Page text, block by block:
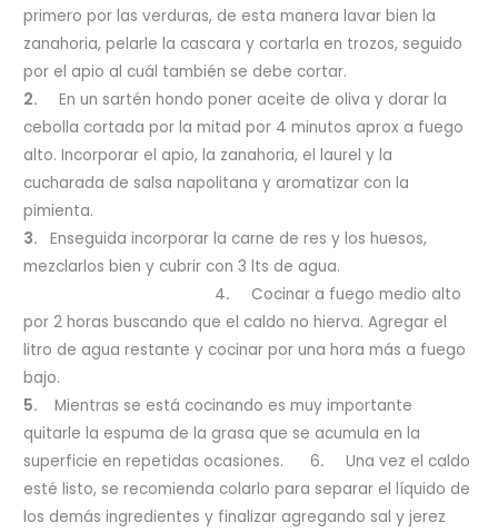
primero por las verduras, de esta manera lavar bien la
zanahoria, pelarle la cascara y cortarla en trozos, seguido
por el apio al cuál también se debe cortar.
2.
En un sartén hondo poner aceite de oliva y dorar la
cebolla cortada por la mitad por 4 minutos aprox a fuego
alto. Incorporar el apio, la zanahoria, el laurel y la
cucharada de salsa napolitana y aromatizar con la
pimienta.
3.
Enseguida incorporar la carne de res y los huesos,
mezclarlos bien y cubrir con 3 lts de agua.
4.
Cocinar a fuego medio alto
por 2 horas buscando que el caldo no hierva. Agregar el
litro de agua restante y cocinar por una hora más a fuego
bajo.
5.
Mientras se está cocinando es muy importante
quitarle la espuma de la grasa que se acumula en la
superficie en repetidas ocasiones. 6.
Una vez el caldo
esté listo, se recomienda colarlo para separar el líquido de
los demás ingredientes y finalizar agregando sal y jerez